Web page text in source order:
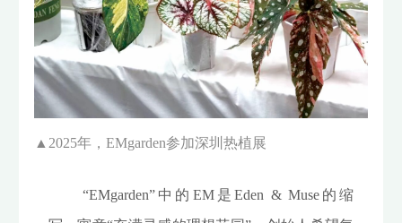
▲2025年，EMgarden参加深圳热植展
“EMgarden”中的EM是Eden & Muse的缩